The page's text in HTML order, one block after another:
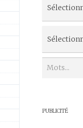
PUBLICITÉ